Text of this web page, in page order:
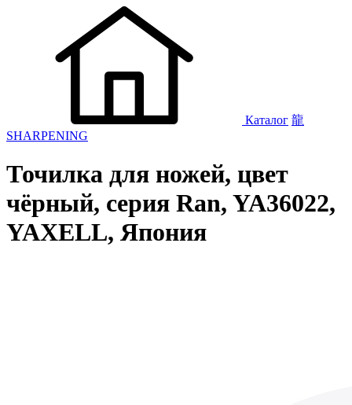
Каталог 龍
SHARPENING
Точилка для ножей, цвет
чёрный, серия Ran, YA36022,
YAXELL, Япония